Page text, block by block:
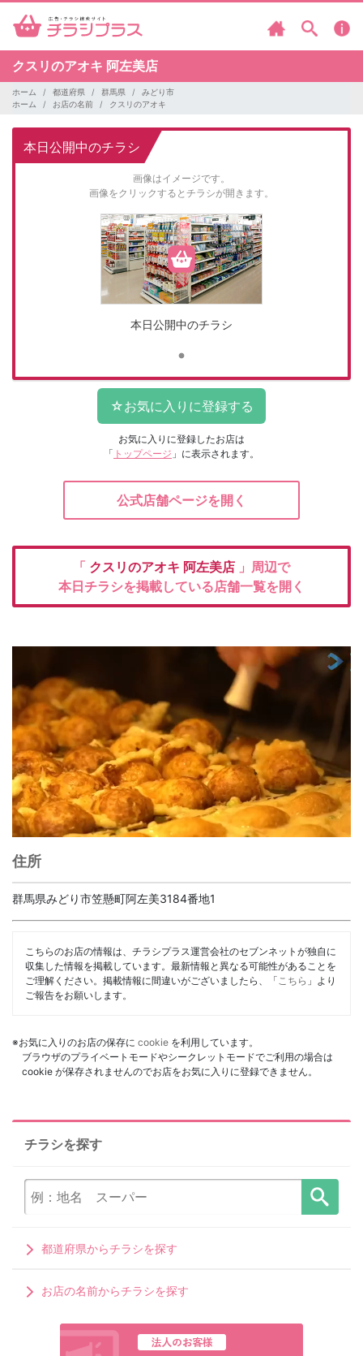
クスリのアオキ 阿左美店
ホーム 都道府県 群馬県
みどり市
ホーム
お店の名前 クスリのアオキ
本日公開中のチラシ
画像はイメージです。
画像をクリックするとチラシが開きます。
本日公開中のチラシ
お気に入りに登録したお店は
「 トップページ 」に表示されます。
公式店舗ページを開く
「 クスリのアオキ 阿左美店 」周辺で
本日チラシを掲載している店舗一覧を開く
住所
群馬県みどり市笠懸町阿左美3184番地1
こちらのお店の情報は、チラシプラス運営会社のセブンネットが独自に
収集した情報を掲載しています。最新情報と異なる可能性があることを
ご理解ください。掲載情報に間違いがございましたら、「 こちら 」より
ご報告をお願いします。
※お気に入りのお店の保存に cookie を利用しています。
ブラウザのプライベートモードやシークレットモードでご利用の場合は
cookie が保存されませんのでお店をお気に入りに登録できません。
チラシを探す
都道府県からチラシを探す
お店の名前からチラシを探す